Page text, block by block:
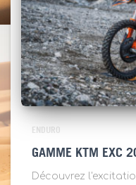
ENDURO
GAMME KTM EXC
Découvrez